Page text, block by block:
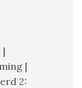
|
|
2: